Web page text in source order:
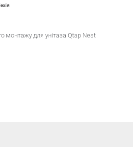
монтажу для унітаза Qtap Nest